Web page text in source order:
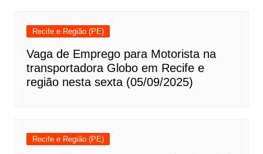
Recife e Região (PE)
Vaga de Emprego para Motorista na
transportadora Globo em Recife e
região nesta sexta (05/09/2025)
Recife e Região (PE)